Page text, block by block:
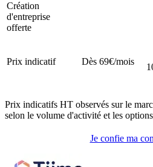
Création
d'entreprise
offerte
Prix indicatif Dès 69€/mois
Prix indicatifs HT observés sur le
selon le volume d'activité et les
Je confie ma